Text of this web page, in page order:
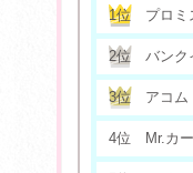
1位 プロミ
2位 バンク
3位 アコム
4位 Mr.カ